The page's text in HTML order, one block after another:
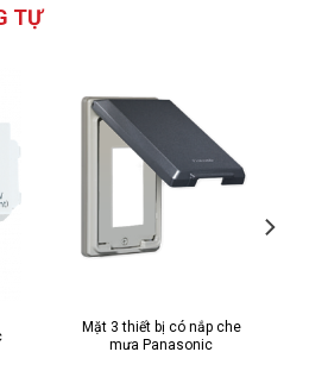
TỰ
Mặt 3 thiết bị có nắp che
mưa Panasonic